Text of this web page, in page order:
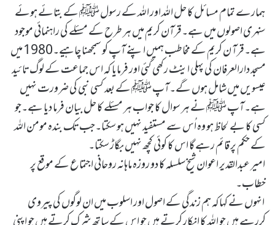
ہمارے تمام مسائل کا حل اللہ اور اللہ کے رسول ﷺ کے بتائے ہوئے
سنہری اصولوں میں ہے۔قرآن کریم میں ہر طرح کے مسئلے کی راہنمائی موجود
ہے۔قرآ ن کریم کے مخاطب ہمیں اپنے آپ کو سمجھنا چاہیے۔1980 میں
مسجد دارالعرفان کی پہلی اینٹ رکھی گئی اور فرمایا کہ اس جماعت کے لوگ تائید
عیسویں میں شامل ہوں گے۔آپ ﷺ کے بعد کسی نبی کی ضرورت نہیں
ہے۔آپ ﷺ نے ہر سوال کا جواب ہر مسئلے کا حل بیان فرما دیا ہے۔جو
کسی کا بے لحاظ ہو وہ اُس سے مستفید نہیں ہو سکتا۔جب تک بندہ مومن اللہ
کے حکم پر قائم رہے گا اس کا کوئی کچھ نہیں بگاڑ سکتا۔
امیر عبدالقدیر اعوان شیخ سلسلہ کا دو روزہ ماہانہ روحانی اجتماع کے موقع پر
خطاب۔
انہوں نے کہاکہ ہم زندگی کے اصول اور اسلوب میں ان لوگوں کی پیروی